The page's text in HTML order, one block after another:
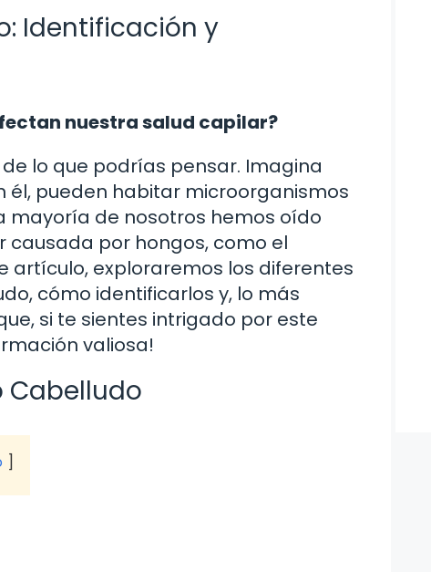
Identificación y
nuestra salud capilar?
lo que podrías pensar. Imagina
él, pueden habitar microorganismos
mayoría de nosotros hemos oído
causada por hongos, como el
artículo, exploraremos los diferentes
cómo identificarlos y, lo más
si te sientes intrigado por este
valiosa!
Cabelludo